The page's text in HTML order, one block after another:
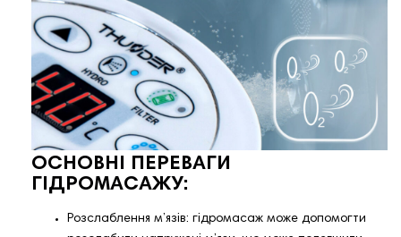
ОСНОВНІ ПЕРЕВАГИ
ГІДРОМАСАЖУ:
Розслаблення м’язів: гідромасаж може допомогти